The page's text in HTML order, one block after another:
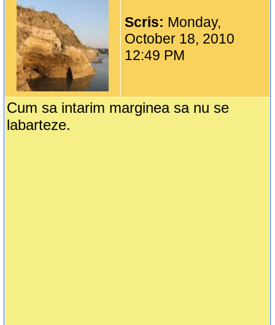
Scris: Monday,
October 18, 2010
12:49 PM
Cum sa intarim marginea sa nu se
labarteze.